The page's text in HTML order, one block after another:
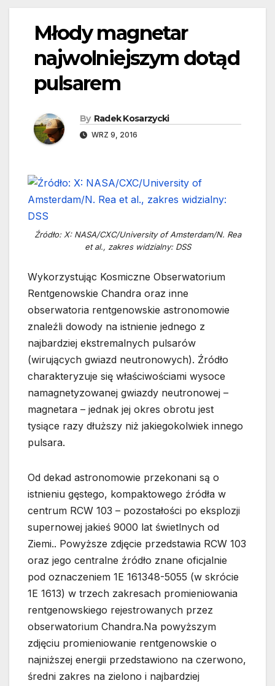
Młody magnetar
najwolniejszym dotąd
pulsarem
By Radek Kosarzycki
WRZ 9, 2016
Źródło: X: NASA/CXC/University of Amsterdam/N. Rea
et al., zakres widzialny: DSS
Wykorzystując Kosmiczne Obserwatorium
Rentgenowskie Chandra oraz inne
obserwatoria rentgenowskie astronomowie
znaleźli dowody na istnienie jednego z
najbardziej ekstremalnych pulsarów
(wirujących gwiazd neutronowych). Źródło
charakteryzuje się właściwościami wysoce
namagnetyzowanej gwiazdy neutronowej –
magnetara – jednak jej okres obrotu jest
tysiące razy dłuższy niż jakiegokolwiek innego
pulsara.
Od dekad astronomowie przekonani są o
istnieniu gęstego, kompaktowego źródła w
centrum RCW 103 – pozostałości po eksplozji
supernowej jakieś 9000 lat świetlnych od
Ziemi.. Powyższe zdjęcie przedstawia RCW 103
oraz jego centralne źródło znane oficjalnie
pod oznaczeniem 1E 161348-5055 (w skrócie
1E 1613) w trzech zakresach promieniowania
rentgenowskiego rejestrowanych przez
obserwatorium Chandra.Na powyższym
zdjęciu promieniowanie rentgenowskie o
najniższej energii przedstawiono na czerwono,
średni zakres na zielono i najbardziej